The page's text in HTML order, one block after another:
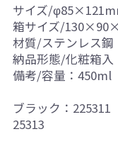
サイズ/
箱サイズ/
材質/ステンレス鋼
納品形態/化粧箱入
備考/容量：450ml
ブラック：
25313